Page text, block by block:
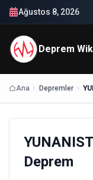
Ağustos 8, 2026
Deprem
Ana Depremler
Deprem